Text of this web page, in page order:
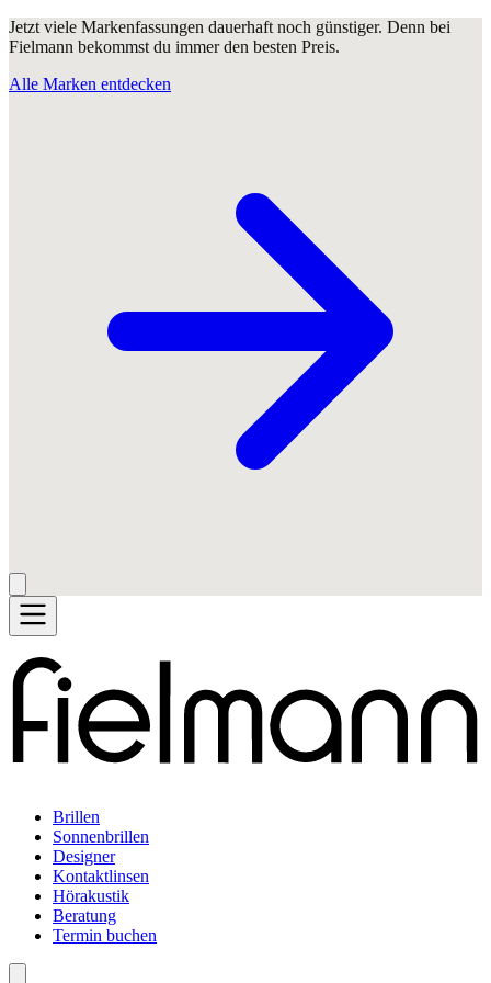
Jetzt viele Markenfassungen dauerhaft noch günstiger. Denn bei
Fielmann bekommst du immer den besten Preis.
Alle Marken entdecken
Brillen
Sonnenbrillen
Designer
Kontaktlinsen
Hörakustik
Beratung
Termin buchen